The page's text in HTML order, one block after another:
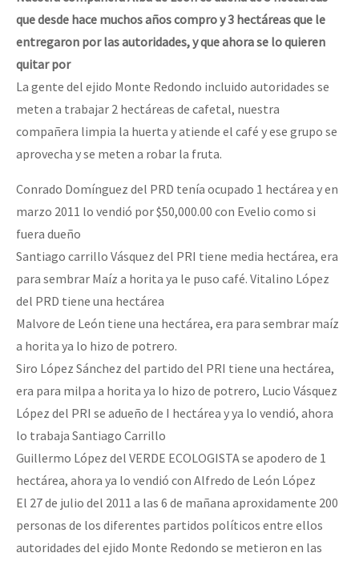
que desde hace muchos años compro y 3 hectáreas que le
entregaron por las autoridades, y que ahora se lo quieren
quitar por
La gente del ejido Monte Redondo incluido autoridades se
meten a trabajar 2 hectáreas de cafetal, nuestra
compañera limpia la huerta y atiende el café y ese grupo se
aprovecha y se meten a robar la fruta.
Conrado Domínguez del PRD tenía ocupado 1 hectárea y en
marzo 2011 lo vendió por $50,000.00 con Evelio como si
fuera dueño
Santiago carrillo Vásquez del PRI tiene media hectárea, era
para sembrar Maíz a horita ya le puso café. Vitalino López
del PRD tiene una hectárea
Malvore de León tiene una hectárea, era para sembrar maíz
a horita ya lo hizo de potrero.
Siro López Sánchez del partido del PRI tiene una hectárea,
era para milpa a horita ya lo hizo de potrero, Lucio Vásquez
López del PRI se adueño de I hectárea y ya lo vendió, ahora
lo trabaja Santiago Carrillo
Guillermo López del VERDE ECOLOGISTA se apodero de 1
hectárea, ahora ya lo vendió con Alfredo de León López
El 27 de julio del 2011 a las 6 de mañana aproxidamente 200
personas de los diferentes partidos políticos entre ellos
autoridades del ejido Monte Redondo se metieron en las